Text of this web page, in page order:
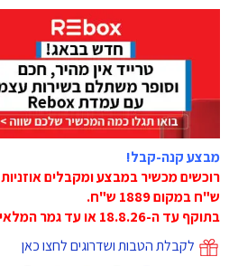
מבצע קנה-קבל!
ש"ח במקום 1889 ש"ח.
בתוקף עד ה-18.8.26 או עד גמר המלאי המוקדם מביניהם!
לקבלת הטבות ושדרוגים לחצו כאן